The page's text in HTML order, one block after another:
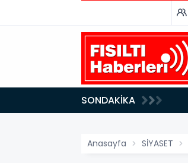
SONDAKİKA
Anasayfa SİYASET